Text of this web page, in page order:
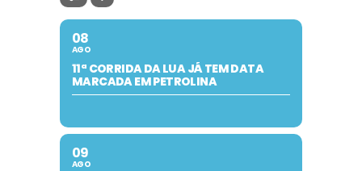
08
AGO
11ª CORRIDA DA LUA JÁ TEM DATA
MARCADA EM PETROLINA
09
AGO